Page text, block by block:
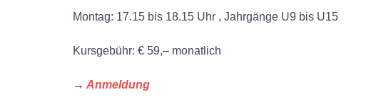
Montag: 17.15 bis 18.15 Uhr , Jahrgänge U9 bis U15
Kursgebühr: € 59,– monatlich
→ Anmeldung